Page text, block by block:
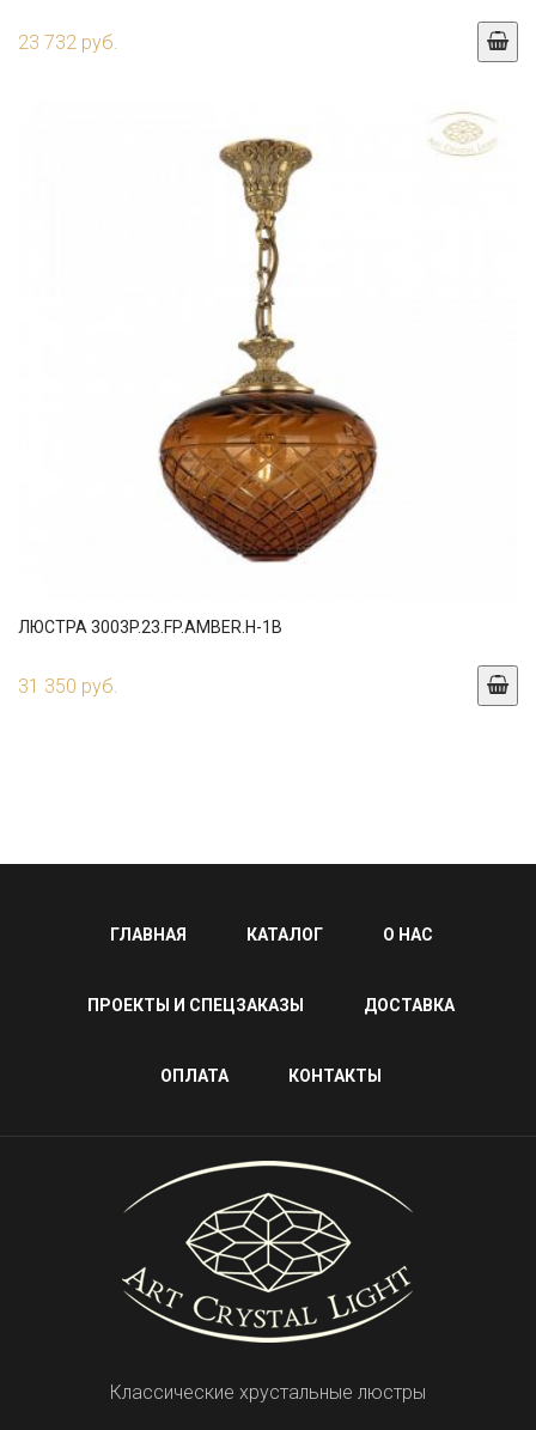
23 732 руб.
ЛЮСТРА 3003P.23.FP.AMBER.H-1B
31 350 руб.
ГЛАВНАЯ КАТАЛОГ О НАС
ПРОЕКТЫ И СПЕЦЗАКАЗЫ ДОСТАВКА
ОПЛАТА КОНТАКТЫ
Классические хрустальные люстры